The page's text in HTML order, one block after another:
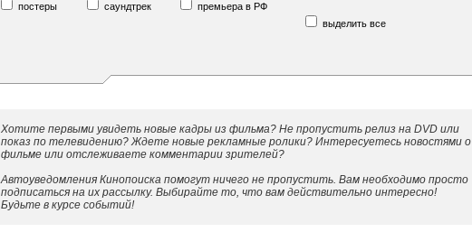
постеры
саундтрек
премьера в РФ
выделить все
Хотите первыми увидеть новые кадры из фильма? Не пропустить релиз на DVD или
показ по телевидению? Ждете новые рекламные ролики? Интересуетесь новостями о
фильме или отслеживаете комментарии зрителей?
Автоуведомления Кинопоиска помогут ничего не пропустить. Вам необходимо просто
подписаться на их рассылку. Выбирайте то, что вам действительно интересно!
Будьте в курсе событий!